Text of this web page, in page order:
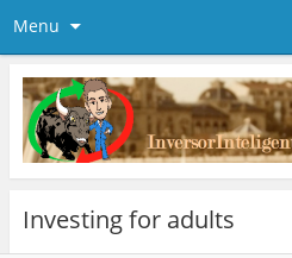
Menu
Investing for adults